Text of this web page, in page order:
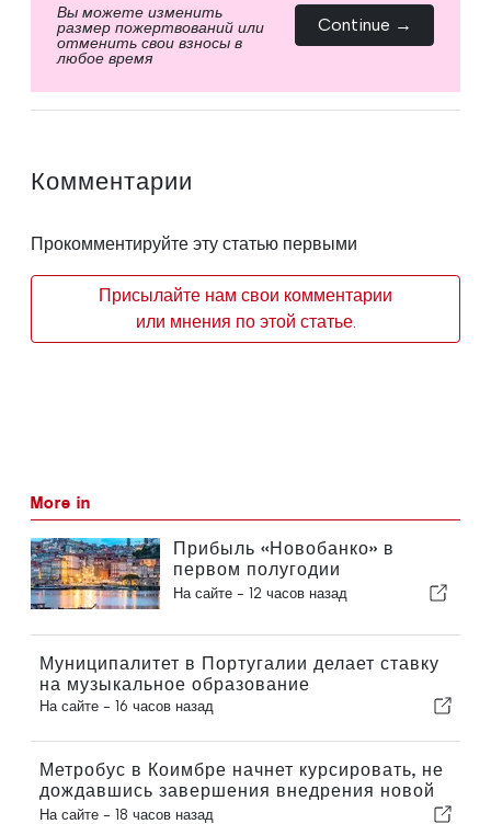
Вы можете изменить
размер пожертвований или
отменить свои взносы в
любое время
Continue →
Комментарии
Прокомментируйте эту статью первыми
Присылайте нам свои комментарии
или мнения по этой статье.
More in
Прибыль «Новобанко» в
первом полугодии
сократилась на 15,6 процента
На сайте - 12 часов назад
Муниципалитет в Португалии делает ставку
на музыкальное образование
На сайте - 16 часов назад
Метробус в Коимбре начнет курсировать, не
дождавшись завершения внедрения новой
функции
На сайте - 18 часов назад